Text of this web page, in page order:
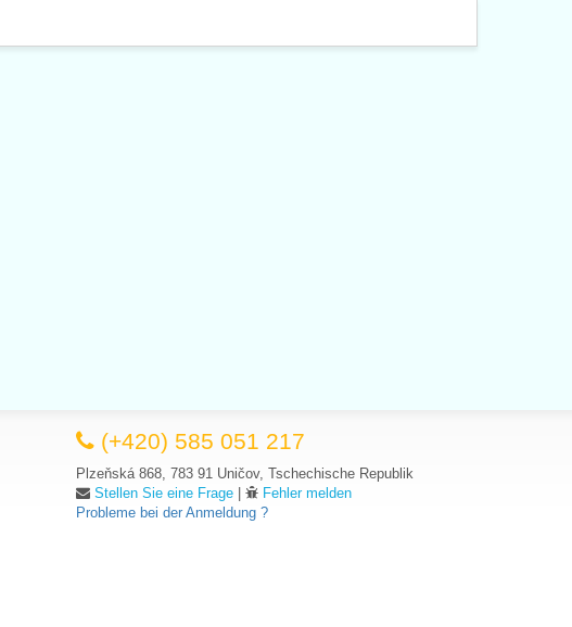
(+420) 585 051 217
Plzeňská 868, 783 91 Uničov, Tschechische Republik
Stellen Sie eine Frage |
Fehler melden
Probleme bei der Anmeldung ?